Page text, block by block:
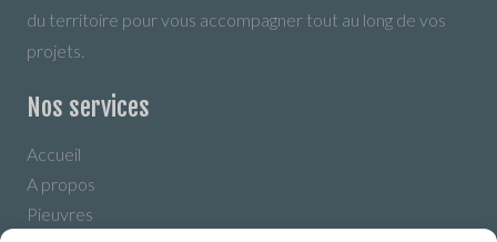
Secteur centre grand ouest
du territoire pour vous accompagner tout au long de vos
projets.
Nos services
Accueil
A propos
Pieuvres